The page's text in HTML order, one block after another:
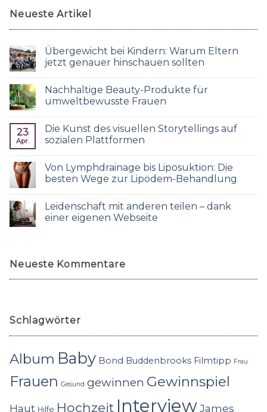
Neueste Artikel
Übergewicht bei Kindern: Warum Eltern
jetzt genauer hinschauen sollten
Nachhaltige Beauty-Produkte für
umweltbewusste Frauen
23
Apr.
Die Kunst des visuellen Storytellings auf
sozialen Plattformen
Von Lymphdrainage bis Liposuktion: Die
besten Wege zur Lipödem-Behandlung
Leidenschaft mit anderen teilen – dank
einer eigenen Webseite
Neueste Kommentare
Schlagwörter
Album Baby Bond Buddenbrooks Filmtipp Frau
Frauen Gesund gewinnen Gewinnspiel
Haut Hilfe Hochzeit InterviewJames